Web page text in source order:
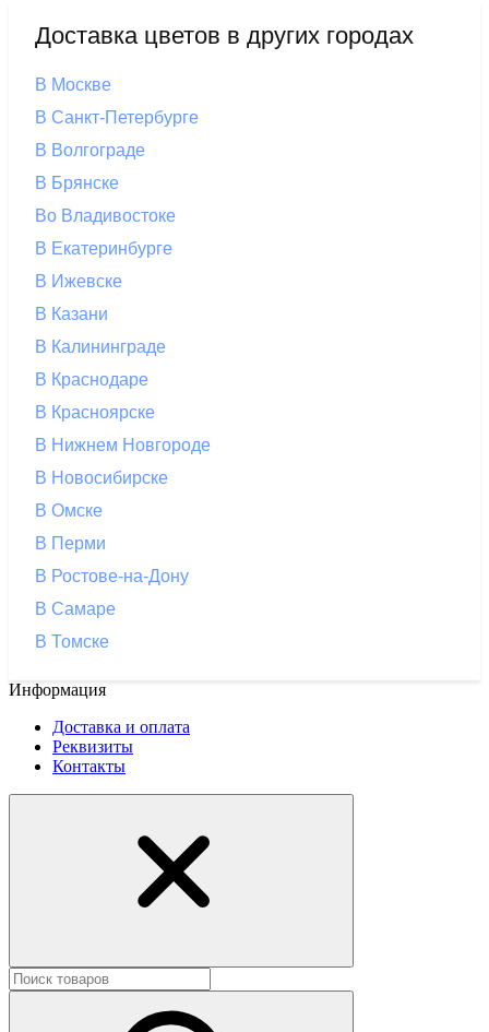
Доставка цветов в других городах
В Москве
В Санкт-Петербурге
В Волгограде
В Брянске
Во Владивостоке
В Екатеринбурге
В Ижевске
В Казани
В Калининграде
В Краснодаре
В Красноярске
В Нижнем Новгороде
В Новосибирске
В Омске
В Перми
В Ростове-на-Дону
В Самаре
В Томске
Информация
Доставка и оплата
Реквизиты
Контакты